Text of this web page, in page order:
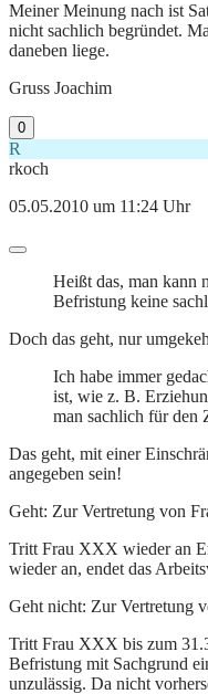
Meiner Meinung nach ist
nicht sachlich begründet.
daneben liege.
Gruss Joachim
0
R
rkoch
05.05.2010 um 11:24 Uhr
Heißt das, man kann
Befristung keine
Doch das geht, nur
Ich habe immer
ist, wie z. B.
man sachlich für den
Das geht, mit einer
angegeben sein!
Geht: Zur Vertretung von
Tritt Frau XXX wieder an
wieder an, endet das
Geht nicht: Zur Vertretung
Tritt Frau XXX bis zum
Befristung mit Sachgrund
unzulässig. Da nicht